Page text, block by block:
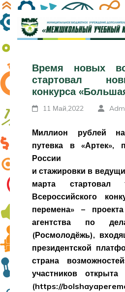
Перейти
к
содержимому
Enter)комбинат»
Время новых
стартовал
конкурса
11 Май,2022
Миллион рублей на
путевка в «Артек»,
России
и стажировки в
марта стартовал
Всероссийского
перемена» –
агентства по
(Росмолодёжь),
президентской
страна
участников
(https://